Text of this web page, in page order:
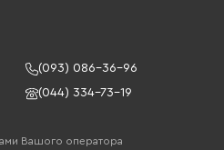
(093) 086-36-96
(044) 334-73-19
Вашого оператора